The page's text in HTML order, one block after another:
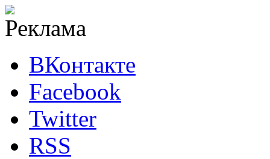
ВКонтакте
Facebook
Twitter
RSS